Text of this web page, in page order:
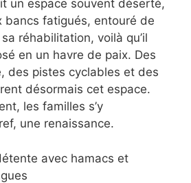
un espace souvent déserté,
bancs fatigués, entouré de
réhabilitation, voilà qu’il
en un havre de paix. Des
des pistes cyclables et des
désormais cet espace.
les familles s’y
une renaissance.
avec hamacs et